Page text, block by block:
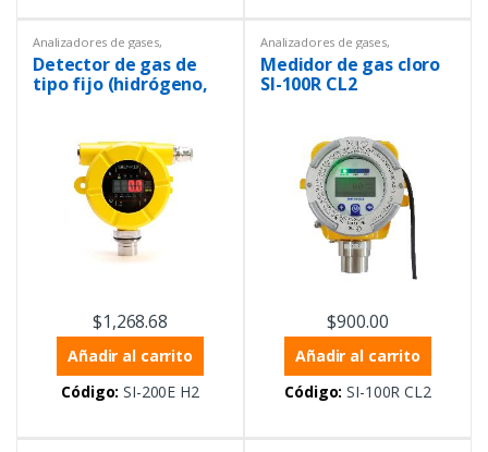
Analizadores de gases,
Analizadores de gases Equipos
de Laboratorio,Equipos de
medición ambiental,
Estacionarios,Instrumentación y
Detector de gas de
tipo fijo (hidrógeno,
$1,268.68
Añadir al carrito
Código: SI-200E H2
Analizadores de gases,
Estacionarios Instrumentación y
Procesos
Medidor de gas cloro
SI-100R CL2
$900.00
Añadir al carrito
Código: SI-100R CL2